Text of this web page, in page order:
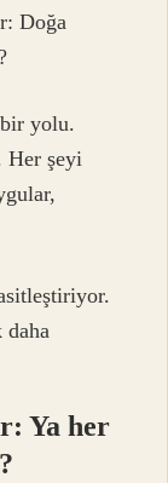
Doğa
yolu.
Her şeyi
daha
Ya her